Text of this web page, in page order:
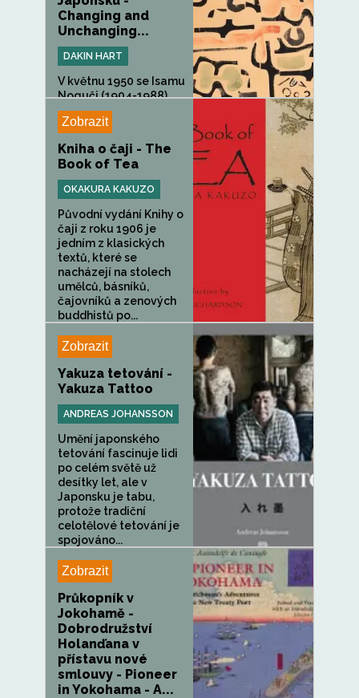
Changing and
Unchanging...
DAKIN HART
V květnu 1950 se Isamu
Noguči (1904-1988)
vrátil...
Zobrazit
Kniha o čaji - The
Book of Tea
OKAKURA KAKUZO
Původní vydání Knihy o
čaji z roku 1906 je
jedním z klasických
textů, které se
nacházejí na stolech
umělců, básníků,
čajovníků a zenových
buddhistů po...
Zobrazit
Yakuza tetování -
Yakuza Tattoo
ANDREAS JOHANSSON
Umění japonského
tetování fascinuje lidi
po celém světě už
desítky let, ale v
Japonsku je tabu,
protože tradiční
celotělové tetování je
spojováno...
Zobrazit
Průkopník v
Jokohamě -
Dobrodružství
Holanďana v
přístavu nové
smlouvy - Pioneer
in Yokohama - A...